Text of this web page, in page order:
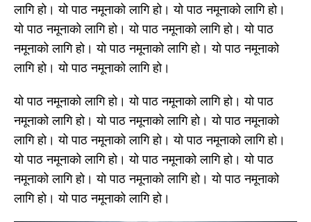
लागि हो। यो पाठ नमूनाको लागि हो। यो पाठ नमूनाको लागि हो।
यो पाठ नमूनाको लागि हो। यो पाठ नमूनाको लागि हो। यो पाठ
नमूनाको लागि हो। यो पाठ नमूनाको लागि हो। यो पाठ नमूनाको
लागि हो। यो पाठ नमूनाको लागि हो।
यो पाठ नमूनाको लागि हो। यो पाठ नमूनाको लागि हो। यो पाठ
नमूनाको लागि हो। यो पाठ नमूनाको लागि हो। यो पाठ नमूनाको
लागि हो। यो पाठ नमूनाको लागि हो। यो पाठ नमूनाको लागि हो।
यो पाठ नमूनाको लागि हो। यो पाठ नमूनाको लागि हो। यो पाठ
नमूनाको लागि हो। यो पाठ नमूनाको लागि हो। यो पाठ नमूनाको
लागि हो। यो पाठ नमूनाको लागि हो।